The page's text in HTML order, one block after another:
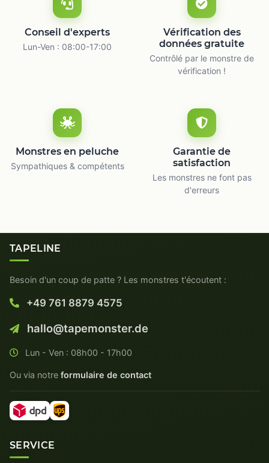
Conseil d'experts
Lun-Ven : 08:00-17:00
Vérification des
données gratuite
Contrôlé par le monstre de
vérification !
Monstres en peluche
Sympathiques & compétents
Garantie de
satisfaction
Les monstres ne font pas
d'erreurs
TAPELINE
Besoin d'un coup de patte ? Les monstres t'écoutent :
+49 761 8879 4575
hallo@tapemonster.de
Lun - Ven : 08h00 - 17h00
Ou via notre formulaire de contact
SERVICE